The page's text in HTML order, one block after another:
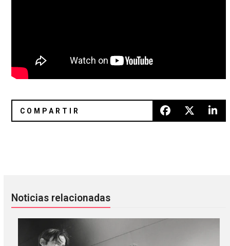
Noticias relacionadas